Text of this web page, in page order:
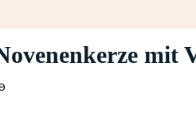
mit